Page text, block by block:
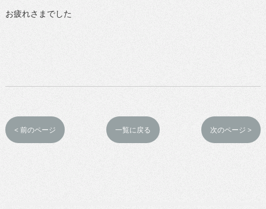
お疲れさまでした
< 前のページ 一覧に戻る 次のページ >